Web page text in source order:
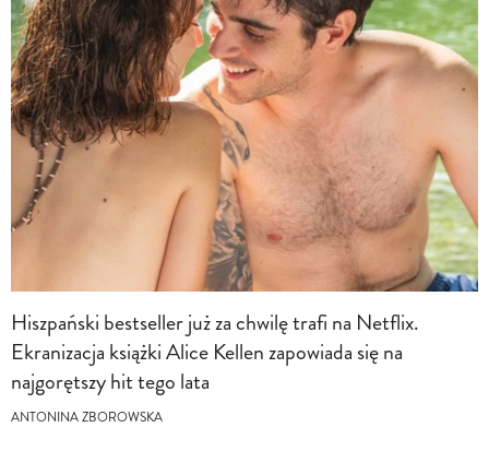
Hiszpański bestseller już za chwilę trafi na Netflix.
Ekranizacja książki Alice Kellen zapowiada się na
najgorętszy hit tego lata
ANTONINA ZBOROWSKA